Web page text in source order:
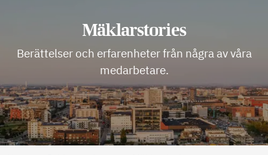
Mäklarstories
Berättelser och erfarenheter från några av våra
medarbetare.